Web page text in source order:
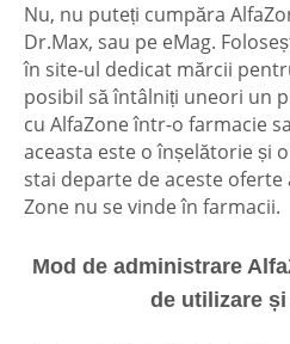
Nu, nu puteți cumpăra
Dr.Max, sau pe eMag.
în site-ul dedicat mărcii
posibil să întâlniți uneori un
cu AlfaZone într-o farmacie
aceasta este o înșelătorie și o
stai departe de aceste oferte
Zone nu se vinde în farmacii.
Mod de administrare
de utilizare și